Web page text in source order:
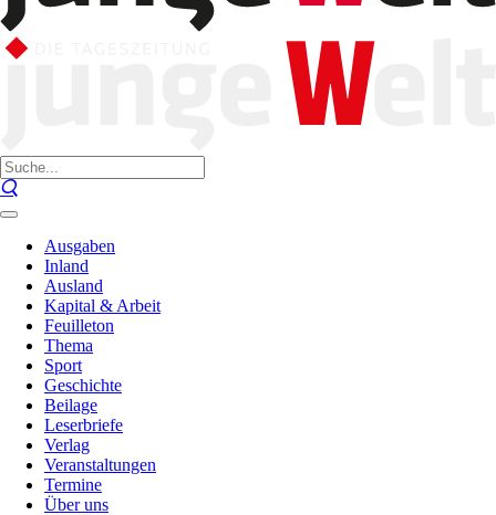
Ausgaben
Inland
Ausland
Kapital & Arbeit
Feuilleton
Thema
Sport
Geschichte
Beilage
Leserbriefe
Verlag
Veranstaltungen
Termine
Über uns